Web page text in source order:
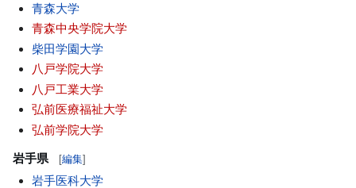
青森大学
青森中央学院大学
柴田学園大学
八戸学院大学
八戸工業大学
弘前医療福祉大学
弘前学院大学
岩手県 [編集]
岩手医科大学